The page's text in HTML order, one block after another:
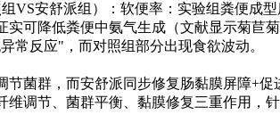
VS安舒派组）：软便率：实验组粪便成
实可降低粪便中氨气生成（文献显示菊苣
常反应"，而对照组部分出现食欲波动。
节菌群，而安舒派同步修复肠黏膜屏障+
维调节、菌群平衡、黏膜修复三重作用，